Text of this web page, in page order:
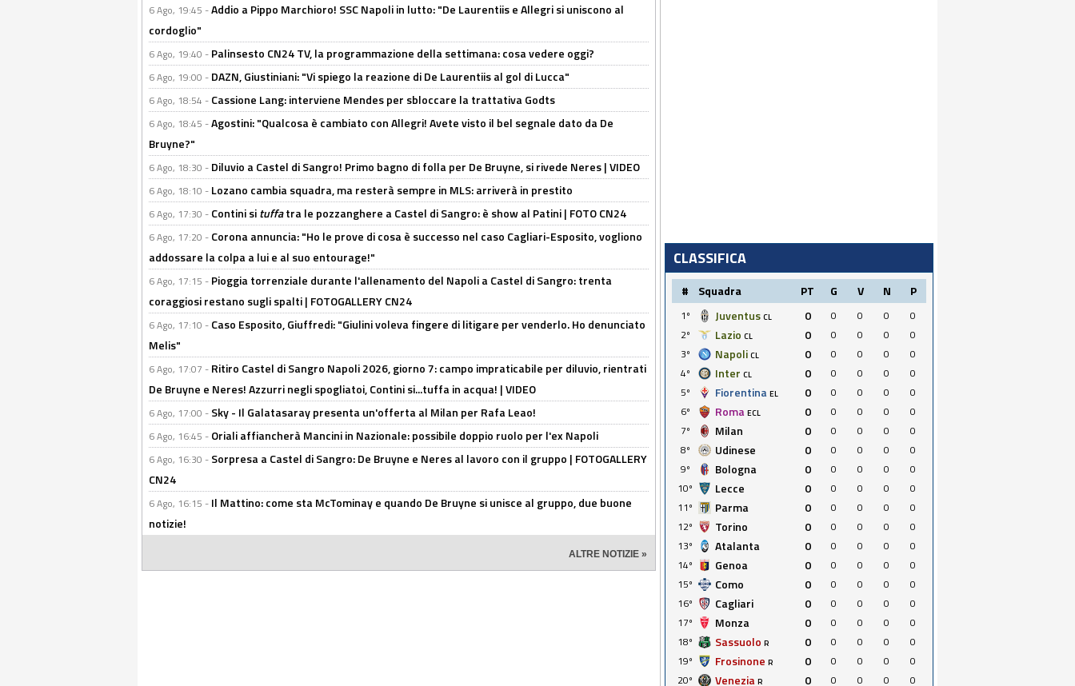
6 Ago, 19:45 -Addio a Pippo Marchioro! SSC Napoli in lutto: "De Laurentiis e Allegri si uniscono al
cordoglio"
6 Ago, 19:40 - Palinsesto CN24 TV, la programmazione della settimana: cosa vedere oggi?
6 Ago, 19:00 - DAZN, Giustiniani: "Vi spiego la reazione di De Laurentiis al gol di Lucca"
6 Ago, 18:54 - Cassione Lang: interviene Mendes per sbloccare la trattativa Godts
6 Ago, 18:45 -Agostini: "Qualcosa è cambiato con Allegri! Avete visto il bel segnale dato da De
Bruyne?"
6 Ago, 18:30 - Diluvio a Castel di Sangro! Primo bagno di folla per De Bruyne, si rivede Neres | VIDEO
6 Ago, 18:10 - Lozano cambia squadra, ma resterà sempre in MLS: arriverà in prestito
6 Ago, 17:30 - Contini situffatra le pozzanghere a Castel di Sangro: è show al Patini | FOTO CN24
6 Ago, 17:20 - Corona annuncia: "Ho le prove di cosa è successo nel caso Cagliari-Esposito, vogliono
addossare la colpa a lui e al suo entourage!"
6 Ago, 17:15 - Pioggia torrenziale durante l'allenamento del Napoli a Castel di Sangro: trenta
coraggiosi restano sugli spalti | FOTOGALLERY CN24
6 Ago, 17:10 - Caso Esposito, Giuffredi: "Giulini voleva fingere di litigare per venderlo. Ho denunciato
Melis"
6 Ago, 17:07 - Ritiro Castel di Sangro Napoli 2026, giorno 7: campo impraticabile per diluvio, rientrati
De Bruyne e Neres! Azzurri negli spogliatoi, Contini si...tuffa in acqua! | VIDEO
6 Ago, 17:00 - Sky - Il Galatasaray presenta un'offerta al Milan per Rafa Leao!
6 Ago, 16:45 - Oriali affiancherà Mancini in Nazionale: possibile doppio ruolo per l'ex Napoli
6 Ago, 16:30 - Sorpresa a Castel di Sangro: De Bruyne e Neres al lavoro con il gruppo | FOTOGALLERY
CN24
6 Ago, 16:15 - Il Mattino: come sta McTominay e quando De Bruyne si unisce al gruppo, due buone
notizie!
ALTRE NOTIZIE »
CLASSIFICA
# Squadra PT G V N P
1º Juventus CL 0 0 0 0
0
2º
Lazio CL 0 0 0 0
0
3º
Napoli CL 0 0 0 0
0
4º
Inter CL 0 0 0 0
0
5º
Fiorentina EL 0 0 0 0
0
6º
Roma ECL 0 0 0 0
0
7º
Milan 0 0 0 0
0
8º
Udinese 0 0 0 0
0
9º
Bologna 0 0 0 0
0
10º
Lecce 0 0 0 0
0
11º
Parma 0 0 0 0
0
12º
Torino 0 0 0 0
0
13º
Atalanta 0 0 0 0
0
14º
Genoa 0 0 0 0
0
15º
Como 0 0 0 0
0
16º
Cagliari 0 0 0 0
0
17º
Monza 0 0 0 0
0
18º
Sassuolo R 0 0 0 0
0
19º
Frosinone R 0 0 0 0
0
20º
Venezia R 0 0 0 0 0